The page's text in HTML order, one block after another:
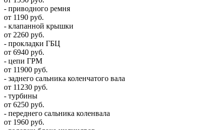
- приводного ремня
от 1190 руб.
- клапанной крышки
от 2260 руб.
- прокладки ГБЦ
от 6940 руб.
- цепи ГРМ
от 11900 руб.
- заднего сальника коленчатого вала
от 11230 руб.
- турбины
от 6250 руб.
- переднего сальника коленвала
от 1960 руб.